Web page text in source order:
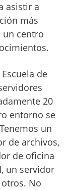
asistir a
más
un centro
de
20
entorno se
un
de archivos,
de oficina
un servidor
No